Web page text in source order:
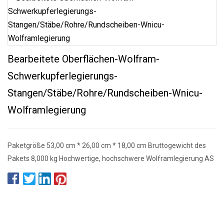
Bearbeitete Oberflächen-Wolfram-
Schwerkupferlegierungs-
Stangen/Stäbe/Rohre/Rundscheiben-Wnicu-
Wolframlegierung
Paketgröße 53,00 cm * 26,00 cm * 18,00 cm Bruttogewicht des
Pakets 8,000 kg Hochwertige, hochschwere Wolframlegierung AS